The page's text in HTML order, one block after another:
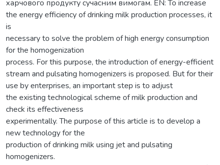
харчового продукту сучасним вимогам. EN: To increase
the energy efficiency of drinking milk production processes, it
is
necessary to solve the problem of high energy consumption
for the homogenization
process. For this purpose, the introduction of energy-efficient
stream and pulsating homogenizers is proposed. But for their
use by enterprises, an important step is to adjust
the existing technological scheme of milk production and
check its effectiveness
experimentally. The purpose of this article is to develop a
new technology for the
production of drinking milk using jet and pulsating
homogenizers.